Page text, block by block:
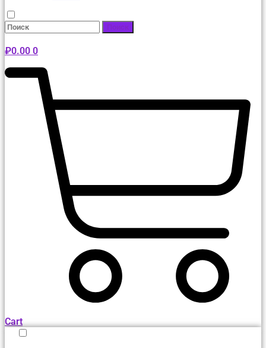
Поиск
₽0.00 0
Cart